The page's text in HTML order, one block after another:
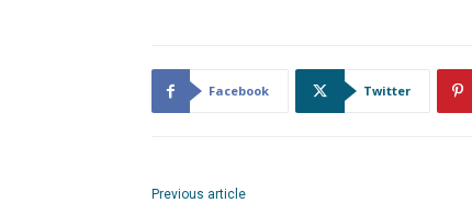
Facebook Twitter
Previous article